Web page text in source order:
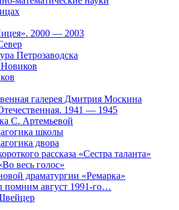
2000 — 2003
Петрозаводска
галерея Дмитрия Москина
1941 — 1945
С. Артемьевой
школы
двора
рассказа «Сестра таланта»
весь голос»
драматургии «Ремарка»
август 1991-го…